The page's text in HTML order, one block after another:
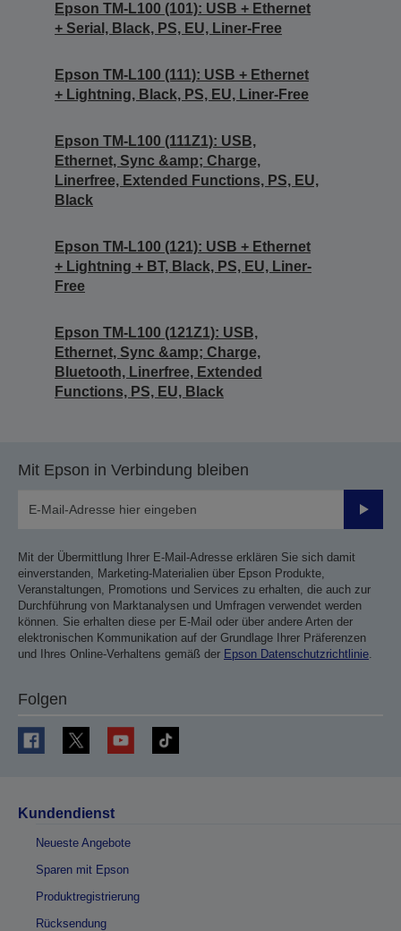
Epson TM-L100 (101): USB + Ethernet
+ Serial, Black, PS, EU, Liner-Free
Epson TM-L100 (111): USB + Ethernet
+ Lightning, Black, PS, EU, Liner-Free
Epson TM-L100 (111Z1): USB,
Ethernet, Sync &amp; Charge,
Linerfree, Extended Functions, PS, EU,
Black
Epson TM-L100 (121): USB + Ethernet
+ Lightning + BT, Black, PS, EU, Liner-
Free
Epson TM-L100 (121Z1): USB,
Ethernet, Sync &amp; Charge,
Bluetooth, Linerfree, Extended
Functions, PS, EU, Black
Mit Epson in Verbindung bleiben
Mit der Übermittlung Ihrer E-Mail-Adresse erklären Sie sich damit
einverstanden, Marketing-Materialien über Epson Produkte,
Veranstaltungen, Promotions und Services zu erhalten, die auch zur
Durchführung von Marktanalysen und Umfragen verwendet werden
können. Sie erhalten diese per E-Mail oder über andere Arten der
elektronischen Kommunikation auf der Grundlage Ihrer Präferenzen
und Ihres Online-Verhaltens gemäß der Epson Datenschutzrichtlinie.
Folgen
Kundendienst
Neueste Angebote
Sparen mit Epson
Produktregistrierung
Rücksendung